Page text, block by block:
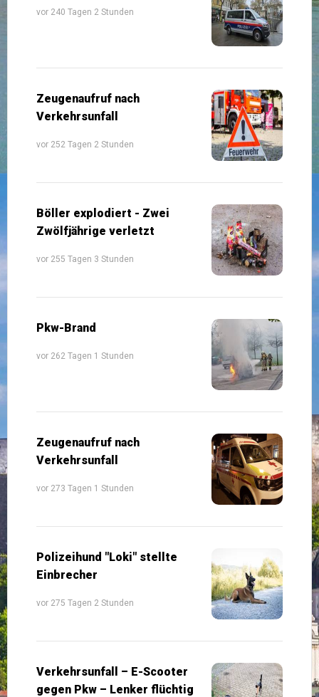
vor 240 Tagen 2 Stunden
Zeugenaufruf nach
Verkehrsunfall
vor 252 Tagen 2 Stunden
Böller explodiert - Zwei
Zwölfjährige verletzt
vor 255 Tagen 3 Stunden
Pkw-Brand
vor 262 Tagen 1 Stunden
Zeugenaufruf nach
Verkehrsunfall
vor 273 Tagen 1 Stunden
Polizeihund "Loki" stellte
Einbrecher
vor 275 Tagen 2 Stunden
Verkehrsunfall – E-Scooter
gegen Pkw – Lenker flüchtig